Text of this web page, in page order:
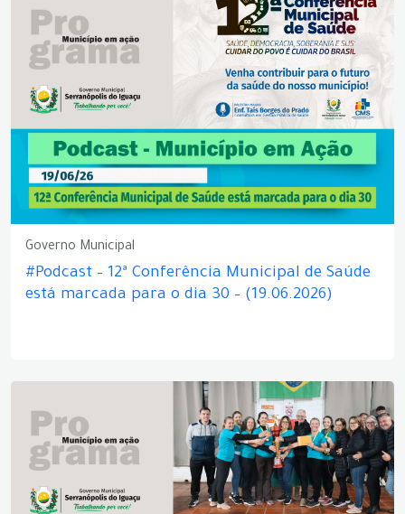
Governo Municipal
#Podcast – 12ª Conferência Municipal de Saúde
está marcada para o dia 30 – (19.06.2026)